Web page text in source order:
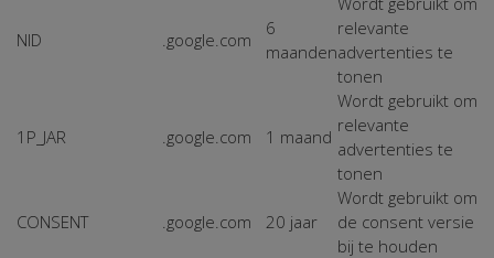
NID .google.com
6
maanden
relevante
advertenties te
tonen
1P_JAR .google.com 1 maand
Wordt gebruikt om
relevante
advertenties te
tonen
CONSENT .google.com 20 jaar
Wordt gebruikt om
de consent versie
bij te houden